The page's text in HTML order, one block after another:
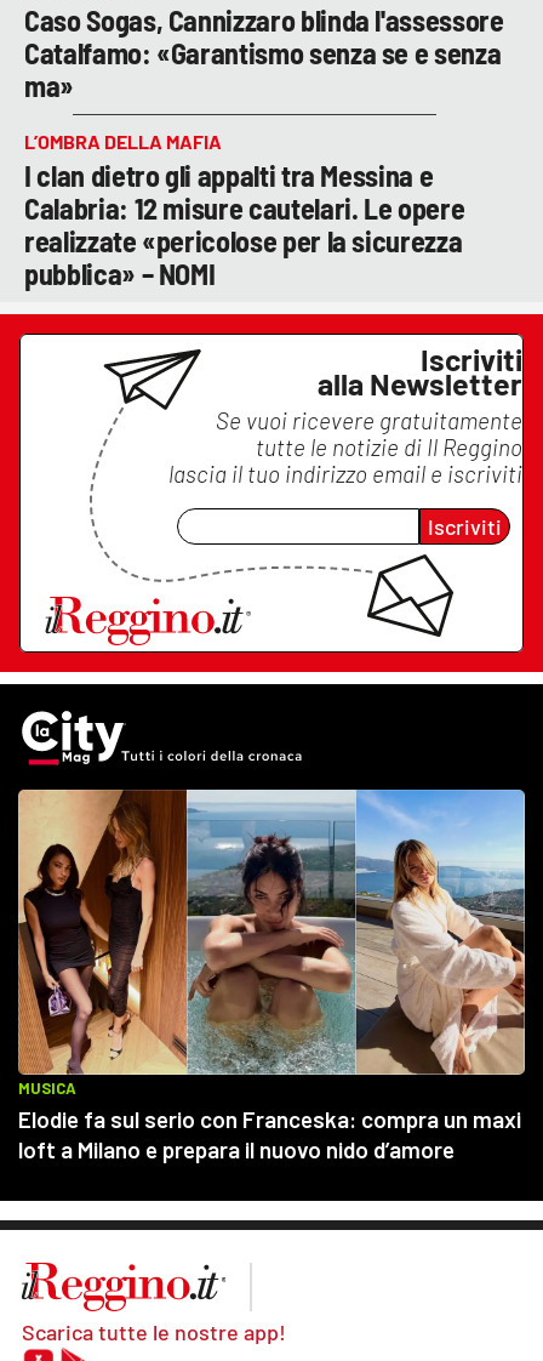
Caso Sogas, Cannizzaro blinda l'assessore
Catalfamo: «Garantismo senza se e senza
ma»
L’OMBRA DELLA MAFIA
I clan dietro gli appalti tra Messina e
Calabria: 12 misure cautelari. Le opere
realizzate «pericolose per la sicurezza
pubblica» – NOMI
Iscriviti
alla Newsletter
Se vuoi ricevere gratuitamente
tutte le notizie di Il Reggino
lascia il tuo indirizzo email e iscriviti
Iscriviti
Scarica tutte le nostre app!